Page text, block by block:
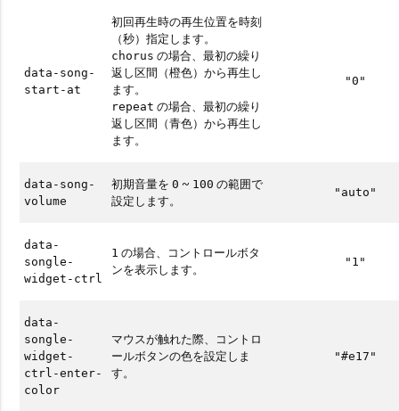
data-song-
start-at
初回再生時の再生位置を時刻
（秒）指定します。
chorus の場合、最初の繰り
返し区間（橙色）から再生し
ます。
repeat の場合、最初の繰り
返し区間（青色）から再生し
ます。
"0"
data-song-
volume
初期音量を0 ~ 100 の範囲で
設定します。
"auto"
data-
songle-
widget-ctrl
1 の場合、コントロールボタ
ンを表示します。
"1"
data-
songle-
widget-
ctrl-enter-
color
マウスが触れた際、コントロ
ールボタンの色を設定しま
す。
"#e17"